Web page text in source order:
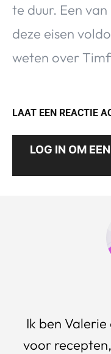
te duur. Een
deze eisen
weten over
LAAT EEN REACTIE
LOG IN OM
Ik ben
voor